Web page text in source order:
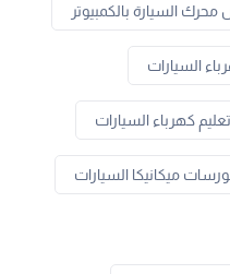
السيارة بالكمبيوتر
السيارات
كهرباء السيارات
ميكانيكا السيارات